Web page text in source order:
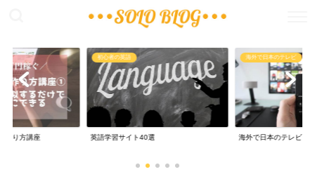
作り方講座
初心者の英語
英語学習サイト40選
海外で日本のテレビ
海外で日本のテレビ